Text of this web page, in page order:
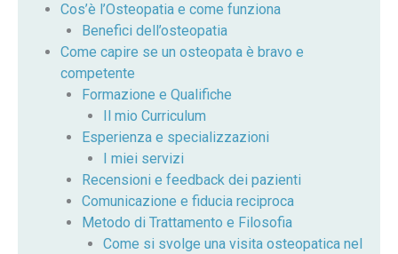
Cos’è l’Osteopatia e come funziona
Benefici dell’osteopatia
Come capire se un osteopata è bravo e
competente
Formazione e Qualifiche
Il mio Curriculum
Esperienza e specializzazioni
I miei servizi
Recensioni e feedback dei pazienti
Comunicazione e fiducia reciproca
Metodo di Trattamento e Filosofia
Come si svolge una visita osteopatica nel